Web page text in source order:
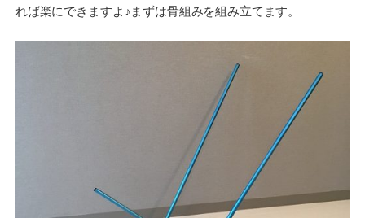
れば楽にできますよ♪まずは骨組みを組み立てます。